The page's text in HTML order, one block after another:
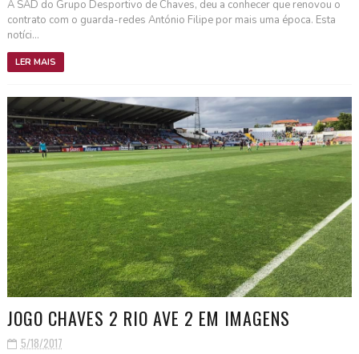
A SAD do Grupo Desportivo de Chaves, deu a conhecer que renovou o
contrato com o guarda-redes António Filipe por mais uma época. Esta
notíci...
LER MAIS
JOGO CHAVES 2 RIO AVE 2 EM IMAGENS
5/18/2017